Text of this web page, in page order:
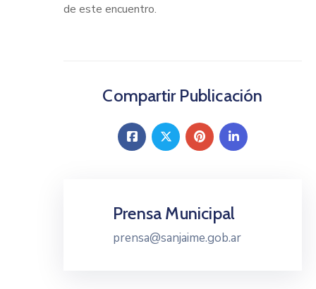
de este encuentro.
Compartir Publicación
Prensa Municipal
prensa@sanjaime.gob.ar